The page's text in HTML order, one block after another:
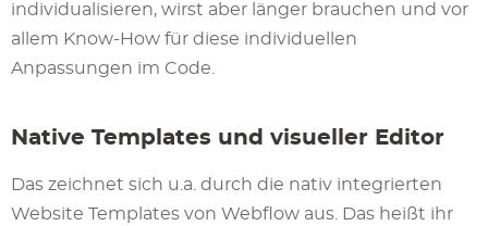
individualisieren, wirst aber länger brauchen und vor
allem Know-How für diese individuellen
Anpassungen im Code.
Native Templates und visueller Editor
Das zeichnet sich u.a. durch die nativ integrierten
Website Templates von Webflow aus. Das heißt ihr